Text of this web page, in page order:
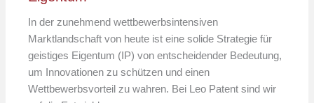
In der zunehmend wettbewerbsintensiven
Marktlandschaft von heute ist eine solide Strategie für
geistiges Eigentum (IP) von entscheidender Bedeutung,
um Innovationen zu schützen und einen
Wettbewerbsvorteil zu wahren. Bei Leo Patent sind wir